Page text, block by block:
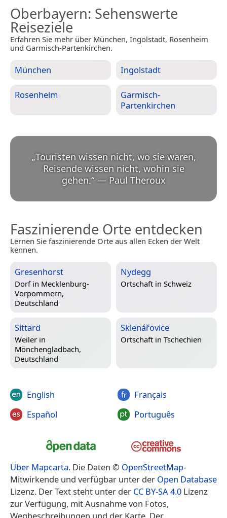
Oberbayern: Sehenswerte
Reiseziele
Erfahren Sie mehr über München, Ingolstadt, Rosenheim
und Garmisch-Partenkirchen.
München Ingolstadt
Rosenheim
Garmisch-
Partenkirchen
„Touristen wissen nicht, wo sie waren,
Reisende wissen nicht, wohin sie
gehen.“ — Paul Theroux
Faszinierende Orte entdecken
Lernen Sie faszinierende Orte aus allen Ecken der Welt
kennen.
Gresenhorst
Dorf in Mecklenburg-
Vorpommern,
Deutschland
Nydegg
Ortschaft in Schweiz
Sittard
Weiler in
Mönchengladbach,
Deutschland
Sklenářovice
Ortschaft in Tschechien
English
Español
Français
Português
Über Mapcarta. Die Daten © OpenStreetMap-
Mitwirkende und verfügbar unter der Open Database
Lizenz. Der Text steht unter der CC BY-SA 4.0 Lizenz
zur Verfügung, mit Ausnahme von Fotos,
Wegbeschreibungen und der Karte. Der